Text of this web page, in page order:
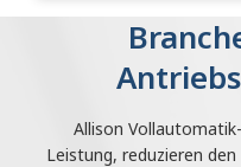
Allison
Leistung, reduzieren